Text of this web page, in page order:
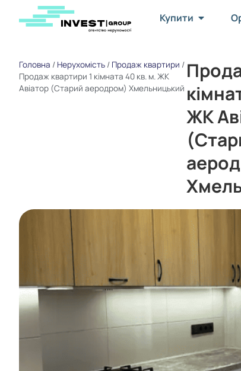
Купити
Головна / Нерухомість / Продаж квартири /
Продаж квартири 1 кімната 40 кв. м. ЖК
Авіатор (Старий аеродром) Хмельницький
ЖК